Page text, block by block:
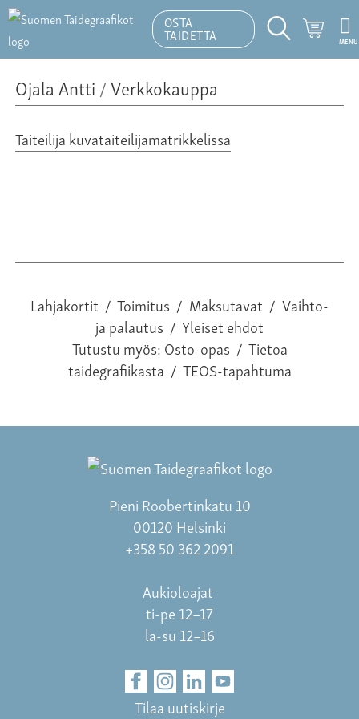
OSTA
TAIDETTA
Hakutoiminto
MENU
Ojala Antti/Verkkokauppa
Taiteilija kuvataiteilijamatrikkelissa
Lahjakortit / Toimitus / Maksutavat / Vaihto-
ja palautus / Yleiset ehdot
Tutustu myös:Osto-opas / Tietoa
taidegrafiikasta / TEOS-tapahtuma
Pieni Roobertinkatu 10
00120 Helsinki
+358 50 362 2091
Aukioloajat
ti-pe 12–17
la-su 12–16
Tilaa uutiskirje